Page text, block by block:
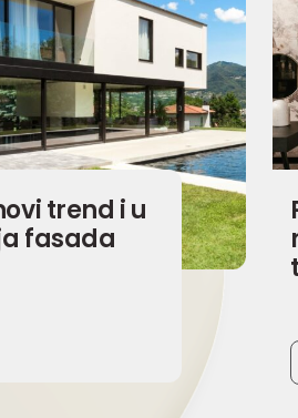
trend i u
fasada